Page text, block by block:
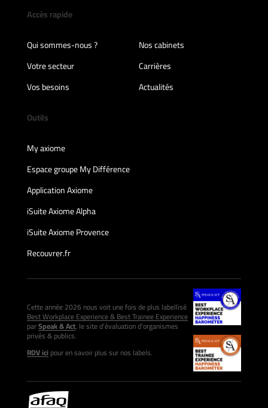
Accès rapide
Qui sommes-nous ?
Nos cabinets
Votre secteur
Carrières
Vos besoins
Actualités
Outils
My axiome
Espace groupe My Différence
Application Axiome
iSuite Axiome Alpha
iSuite Axiome Provence
Recouvrer.fr
Cette année 2026 nous voit une fois de plus labellisé
Best Workplace Experience & Best Trainee Experience
parSpeak & Act, le site d’évaluation d’organismes
privés & publics.
RDV icipour en savoir plus sur nos labels.